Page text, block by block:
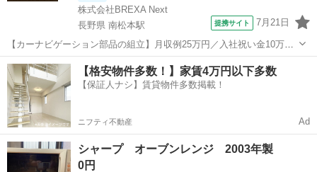
株式会社BREXA Next
長野県 南松本駅
提携サイト 7月21日
【カーナビゲーション部品の組立】月収例25万円／入社祝い金10万
円！／うれしい土日祝休み★年間休日125日／稼げる夜勤専属！日払い
OK！ 人気の工場のお仕事 ◇カーナビゲーション部品の組立◇ ■ 業務
内容 車載用カーナビゲ...
長野 松本市 南松本駅 その他
【格安物件多数！】家賃4万円以下多数
【保証人ナシ】賃貸物件多数掲載！
ニフティ不動産 Ad
シャープ オーブンレンジ 2003年製
0円